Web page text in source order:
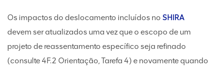
Os impactos do deslocamento incluídos no SHIRA
devem ser atualizados uma vez que o escopo de um
projeto de reassentamento específico seja refinado
(consulte 4F.2 Orientação, Tarefa 4) e novamente quando